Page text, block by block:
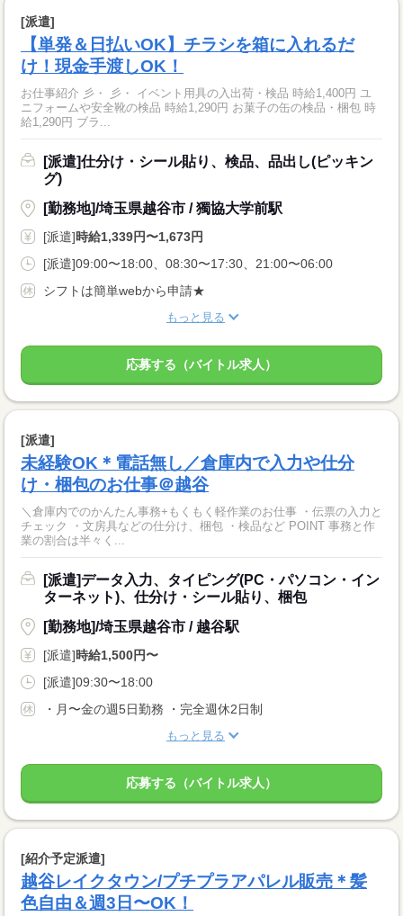
[派遣]
【単発＆日払いOK】チラシを箱に入れるだ
け！現金手渡しOK！
お仕事紹介 彡・ 彡・ イベント用具の入出荷・検品 時給1,400円 ユ
ニフォームや安全靴の検品 時給1,290円 お菓子の缶の検品・梱包 時
給1,290円 ブラ...
[派遣]仕分け・シール貼り、検品、品出し(ピッキン
グ)
[勤務地]/埼玉県越谷市 / 獨協大学前駅
[派遣]時給1,339円〜1,673円
[派遣]09:00〜18:00、08:30〜17:30、21:00〜06:00
シフトは簡単webから申請★
もっと見る
応募する（バイトル求人）
[派遣]
未経験OK＊電話無し／倉庫内で入力や仕分
け・梱包のお仕事＠越谷
＼倉庫内でのかんたん事務+もくもく軽作業のお仕事 ・伝票の入力と
チェック ・文房具などの仕分け、梱包 ・検品など POINT 事務と作
業の割合は半々く...
[派遣]データ入力、タイピング(PC・パソコン・イン
ターネット)、仕分け・シール貼り、梱包
[勤務地]/埼玉県越谷市 / 越谷駅
[派遣]時給1,500円〜
[派遣]09:30〜18:00
・月〜金の週5日勤務 ・完全週休2日制
もっと見る
応募する（バイトル求人）
[紹介予定派遣]
越谷レイクタウン/プチプラアパレル販売＊髪
色自由＆週3日〜OK！